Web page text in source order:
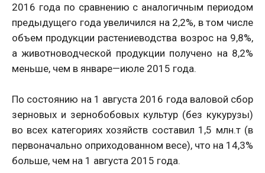
2016 года по сравнению с аналогичным периодом
предыдущего года увеличился на 2,2%, в том числе
объем продукции растениеводства возрос на 9,8%,
а животноводческой продукции получено на 8,2%
меньше, чем в январе—июле 2015 года.
По состоянию на 1 августа 2016 года валовой сбор
зерновых и зернобобовых культур (без кукурузы)
во всех категориях хозяйств составил 1,5 млн.т (в
первоначально оприходованном весе), что на 14,3%
больше, чем на 1 августа 2015 года.